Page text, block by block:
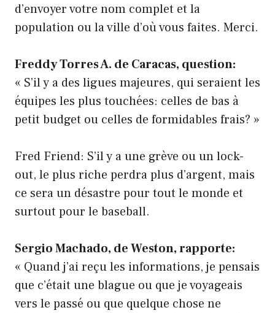
d’envoyer votre nom complet et la
population ou la ville d’où vous faites. Merci.
Freddy Torres A. de Caracas, question:
« S’il y a des ligues majeures, qui seraient les
équipes les plus touchées: celles de bas à
petit budget ou celles de formidables frais? »
Fred Friend: S’il y a une grève ou un lock-
out, le plus riche perdra plus d’argent, mais
ce sera un désastre pour tout le monde et
surtout pour le baseball.
Sergio Machado, de Weston, rapporte:
« Quand j’ai reçu les informations, je pensais
que c’était une blague ou que je voyageais
vers le passé ou que quelque chose ne